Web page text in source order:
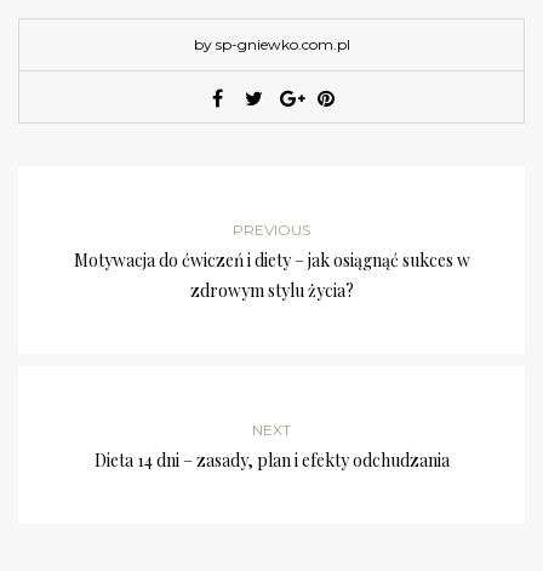
by sp-gniewko.com.pl
PREVIOUS
Motywacja do ćwiczeń i diety – jak osiągnąć sukces w
zdrowym stylu życia?
NEXT
Dieta 14 dni – zasady, plan i efekty odchudzania